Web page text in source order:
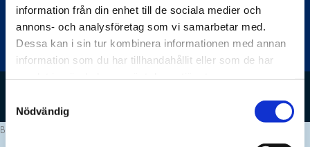
information från din enhet till de sociala medier och
annons- och analysföretag som vi samarbetar med.
Dessa kan i sin tur kombinera informationen med annan
information som du har tillhandahållit eller som de har
Nödvändig
Boka service